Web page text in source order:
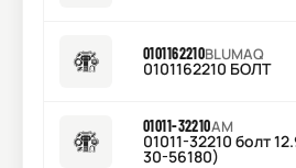
0101162210BLUMAQ
0101162210 БОЛТ
01011-32210AM
01011-32210 болт
30-56180)